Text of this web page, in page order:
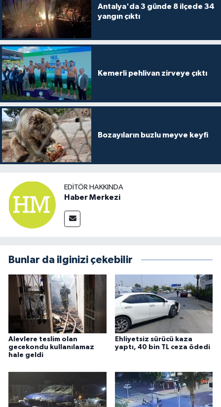
Antalya'da 3 günde 8 ilçede 34
yangın çıktı
Kemerli pehlivan zirveye çıktı
Bozayıların buzlu meyve keyfi
EDITÖR HAKKINDA
Haber Merkezi
Bunlar da ilginizi çekebilir
Alevlere teslim olan
gecekondu kullanılamaz
hale geldi
Ehliyetsiz sürücü kaza
yaptı, 40 bin TL ceza ödedi